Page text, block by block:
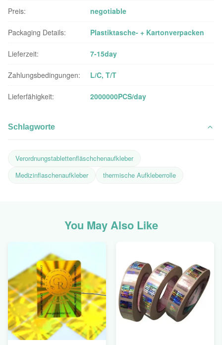
Preis: negotiable
Packaging Details: Plastiktasche- + Kartonverpacken
Lieferzeit: 7-15day
Zahlungsbedingungen: L/C, T/T
Lieferfähigkeit: 2000000PCS/day
Schlagworte
Verordnungstablettenfläschchenaufkleber
Medizinflaschenaufkleber
thermische Aufkleberrolle
You May Also Like